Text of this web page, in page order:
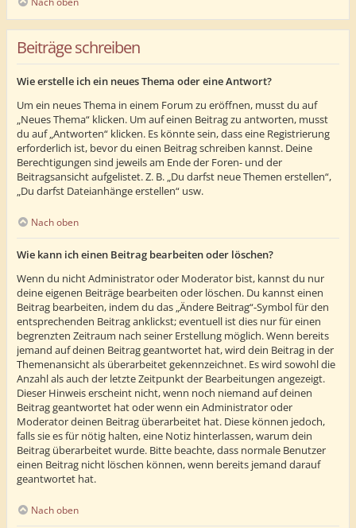
Beiträge schreiben
Wie erstelle ich ein neues Thema oder eine Antwort?
Um ein neues Thema in einem Forum zu eröffnen, musst du auf
„Neues Thema“ klicken. Um auf einen Beitrag zu antworten, musst
du auf „Antworten“ klicken. Es könnte sein, dass eine Registrierung
erforderlich ist, bevor du einen Beitrag schreiben kannst. Deine
Berechtigungen sind jeweils am Ende der Foren- und der
Beitragsansicht aufgelistet. Z. B. „Du darfst neue Themen erstellen“,
„Du darfst Dateianhänge erstellen“ usw.
Nach oben
Wie kann ich einen Beitrag bearbeiten oder löschen?
Wenn du nicht Administrator oder Moderator bist, kannst du nur
deine eigenen Beiträge bearbeiten oder löschen. Du kannst einen
Beitrag bearbeiten, indem du das „Ändere Beitrag“-Symbol für den
entsprechenden Beitrag anklickst; eventuell ist dies nur für einen
begrenzten Zeitraum nach seiner Erstellung möglich. Wenn bereits
jemand auf deinen Beitrag geantwortet hat, wird dein Beitrag in der
Themenansicht als überarbeitet gekennzeichnet. Es wird sowohl die
Anzahl als auch der letzte Zeitpunkt der Bearbeitungen angezeigt.
Dieser Hinweis erscheint nicht, wenn noch niemand auf deinen
Beitrag geantwortet hat oder wenn ein Administrator oder
Moderator deinen Beitrag überarbeitet hat. Diese können jedoch,
falls sie es für nötig halten, eine Notiz hinterlassen, warum dein
Beitrag überarbeitet wurde. Bitte beachte, dass normale Benutzer
einen Beitrag nicht löschen können, wenn bereits jemand darauf
geantwortet hat.
Nach oben